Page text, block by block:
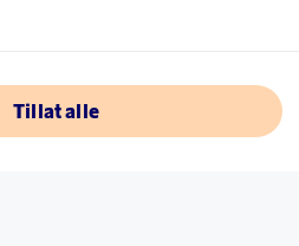
Tillat alle